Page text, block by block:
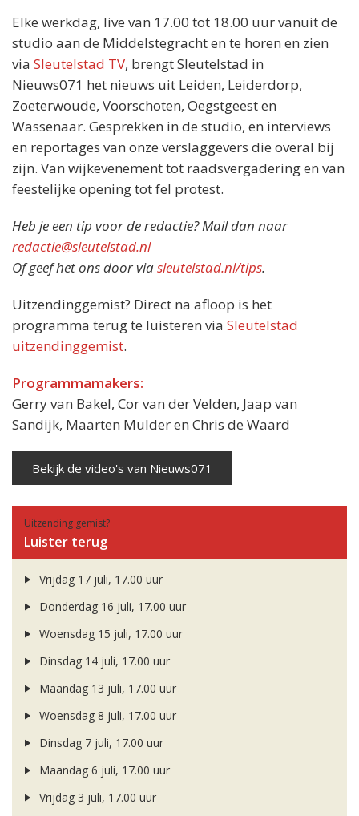
Elke werkdag, live van 17.00 tot 18.00 uur vanuit de
studio aan de Middelstegracht en te horen en zien
via Sleutelstad TV, brengt Sleutelstad in
Nieuws071 het nieuws uit Leiden, Leiderdorp,
Zoeterwoude, Voorschoten, Oegstgeest en
Wassenaar. Gesprekken in de studio, en interviews
en reportages van onze verslaggevers die overal bij
zijn. Van wijkevenement tot raadsvergadering en van
feestelijke opening tot fel protest.
Heb je een tip voor de redactie? Mail dan naar
redactie@sleutelstad.nl
Of geef het ons door viasleutelstad.nl/tips.
Uitzendinggemist? Direct na afloop is het
programma terug te luisteren via Sleutelstad
uitzendinggemist.
Programmamakers:
Gerry van Bakel, Cor van der Velden, Jaap van
Sandijk, Maarten Mulder en Chris de Waard
Bekijk de video's van Nieuws071
Uitzending gemist?
Luister terug
Vrijdag 17 juli, 17.00 uur
Donderdag 16 juli, 17.00 uur
Woensdag 15 juli, 17.00 uur
Dinsdag 14 juli, 17.00 uur
Maandag 13 juli, 17.00 uur
Woensdag 8 juli, 17.00 uur
Dinsdag 7 juli, 17.00 uur
Maandag 6 juli, 17.00 uur
Vrijdag 3 juli, 17.00 uur